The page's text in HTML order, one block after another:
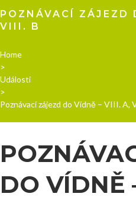
POZNÁVACÍ
VIII. B
Home
>
Události
>
Poznávací zájezd do Vídně – VIII. A,
DO VÍDNĚ